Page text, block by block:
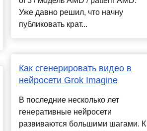
Уже давно решил, что начну
публиковать крат...
Как сгенерировать видео в
нейросети Grok Imagine
В последние несколько лет
генеративные нейросети
развиваются большими шагами. К